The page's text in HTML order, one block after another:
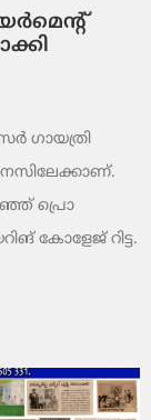
ഗായത്രി
പ്രൊ
കോളേജ് റിട്ട.